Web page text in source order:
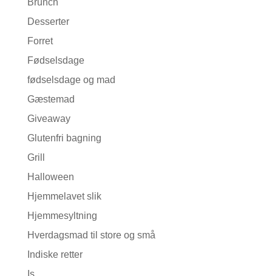
Brunch
Desserter
Forret
Fødselsdage
fødselsdage og mad
Gæstemad
Giveaway
Glutenfri bagning
Grill
Halloween
Hjemmelavet slik
Hjemmesyltning
Hverdagsmad til store og små
Indiske retter
Is